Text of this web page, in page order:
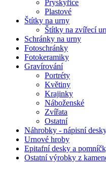
Pryskyřice
Plastové
Štítky na urny
Štítky na zvířecí
Schránky na urny
Fotoschránky
Fotokeramiky
Gravírování
Portréty
Květiny
Krajinky
Náboženské
Zvířata
Ostatní
Náhrobky - nápisní
Urnové hroby
Epitafní desky a
Ostatní výrobky z